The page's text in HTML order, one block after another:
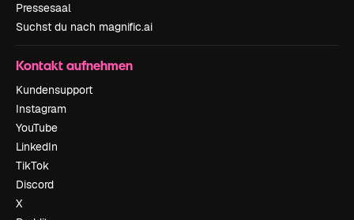
Pressesaal
Suchst du nach magnific.ai
Kontakt aufnehmen
Kundensupport
Instagram
YouTube
LinkedIn
TikTok
Discord
X